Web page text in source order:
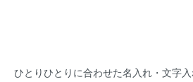
ひとりひとりに合わせた名入れ・文字入